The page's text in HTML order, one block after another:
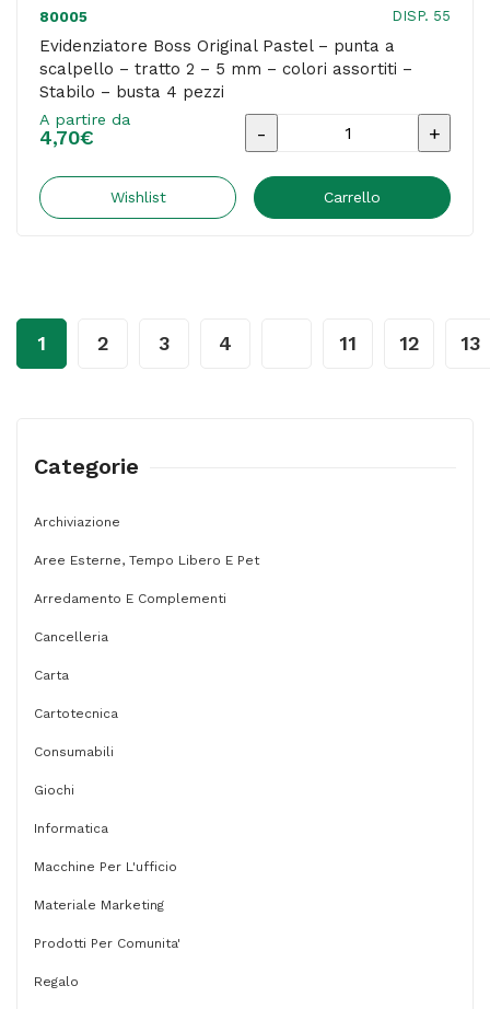
Stabilo
quantità
80005 DISP. 55
Evidenziatore Boss Original Pastel – punta a
scalpello – tratto 2 – 5 mm – colori assortiti –
Stabilo – busta 4 pezzi
A partire da
4,70€
Evidenziatore
Original
mm
Wishlist Carrello
1 2 3 4 11 12 13
Categorie
Archiviazione
Aree Esterne, Tempo Libero E Pet
Arredamento E Complementi
Cancelleria
Carta
Cartotecnica
Consumabili
Giochi
Informatica
Macchine Per L'ufficio
Materiale Marketing
Prodotti Per Comunita'
Regalo